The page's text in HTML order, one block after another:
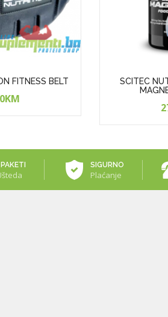
FITNESS BELT
SCITEC
SIGURNO
Plaćanje